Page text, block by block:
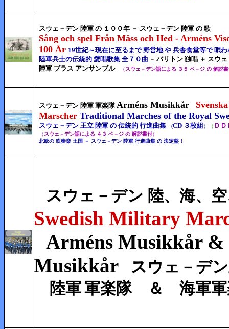
スウェ－デン 陸軍 の １００年 － スウェ－デン 陸軍 の 歌
Sång och spel Från Mäss och Hed - Arméns
100 År 19世紀～現在に至るまで 野営地 や 兵舎食堂等で 唄
陸軍兵士の伝統的 愛唱歌集 全７０曲 － バリトン 独唱 ＋ スウ
陸軍 ブラス アンサンブル
（スウェ－デン語による ３５ ペ－ジ の 解説
スウェ－デン 陸軍 軍楽隊Arméns Musikkår
Marscher Traditional Marches of the Royal
スウェ－デン 王立 陸軍 の 伝統的 行進曲集 (CD ３枚組 ） （ ＤＤ
（スウェ－デン語による ４３ ペ－ジ の 解説書付）
北欧の 吹奏楽 王国 － スウェ－デン 陸軍 行進曲集 の 決定盤！
スウェ－デン 陸、海、
Swedish Military
Arméns Musikkår &
Musikkår
スウェ－デ
陸軍軍楽隊 ＆ 海軍軍